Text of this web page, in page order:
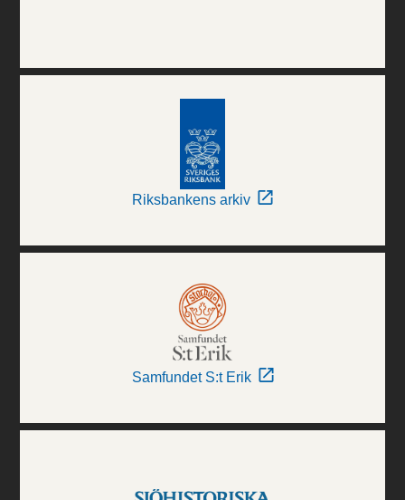
Riksbankens arkiv
Samfundet S:t Erik